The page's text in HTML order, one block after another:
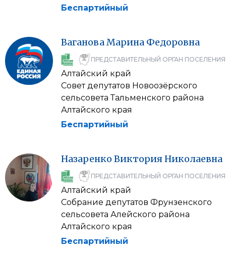
Беспартийный
ВагановаМарина Федоровна
ПРЕДСТАВИТЕЛЬНЫЙ ОРГАН ПОСЕЛЕНИЯ
Алтайский край
Совет депутатов Новоозёрского
сельсовета Тальменского района
Алтайского края
Беспартийный
Назаренко ВикторияНиколаевна
ПРЕДСТАВИТЕЛЬНЫЙ ОРГАН ПОСЕЛЕНИЯ
Алтайский край
Собрание депутатов Фрунзенского
сельсовета Алейского района
Алтайского края
Беспартийный